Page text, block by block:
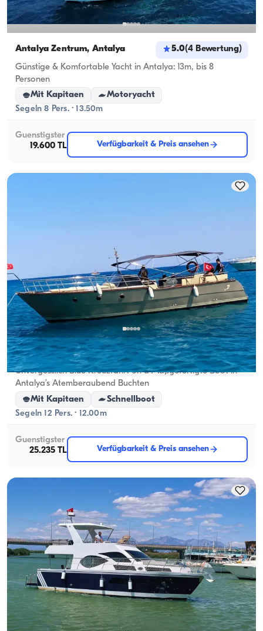
Antalya Zentrum, Antalya 5.0(4 Bewertung)
Günstige & Komfortable Yacht in Antalya: 13m, bis 8
Personen
Mit Kapitaen
Motoryacht
Segeln 8 Pers. · 13.50m
Guenstigster
19.600 TL
Verfügbarkeit & Preis ansehen
Antalya Zentrum, Antalya 5.0(1 Bewertung)
Unvergesslich Blue Kreuzfahrt on a Maßgefertigte Boot in
Antalya’s Atemberaubend Buchten
Mit Kapitaen
Schnellboot
Segeln 12 Pers. · 12.00m
Guenstigster
25.235 TL
Verfügbarkeit & Preis ansehen